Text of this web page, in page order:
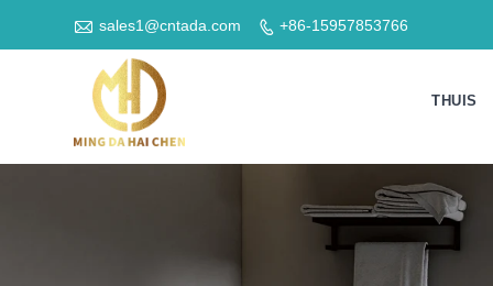
 sales1@cntada.com  +86-15957853766
THUIS